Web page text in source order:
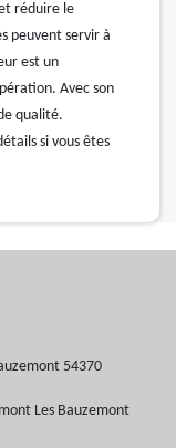
réduire le
peuvent servir à
est un
Avec son
qualité.
si vous êtes
54370
Les Bauzemont